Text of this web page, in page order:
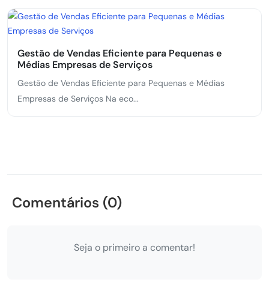
Gestão de Vendas Eficiente para Pequenas e
Médias Empresas de Serviços
Gestão de Vendas Eficiente para Pequenas e Médias
Empresas de Serviços Na eco...
Comentários (0)
Seja o primeiro a comentar!